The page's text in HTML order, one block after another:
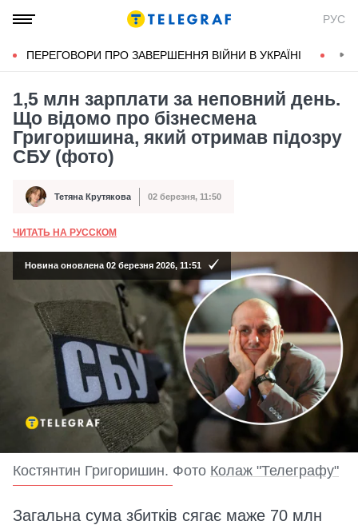
РУС
ПЕРЕГОВОРИ ПРО ЗАВЕРШЕННЯ ВІЙНИ В УКРАЇНІ
1,5 млн зарплати за неповний день.
Що відомо про бізнесмена
Григоришина, який отримав підозру
СБУ (фото)
Автор Тетяна Крутякова
Дата публікації 02 березня, 11:50
ЧИТАТЬ НА РУССКОМ
Новина оновлена 02 березня 2026, 11:51
Костянтин Григоришин. Фото Колаж "Телеграфу"
Загальна сума збитків сягає маже 70 млн